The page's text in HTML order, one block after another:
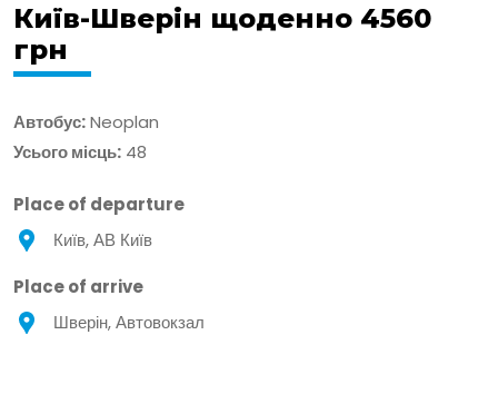
Київ-Шверін щоденно 4560
грн
Автобус:Neoplan
Усього місць: 48
Place of departure
Київ, АВ Київ
Place of arrive
Шверін, Автовокзал